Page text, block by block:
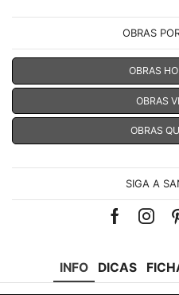
OBRAS
OBRAS
OBRAS
OBRAS
SIGA A
Facebook
INFO DICAS